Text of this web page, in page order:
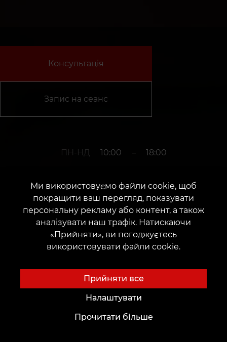
м. Дніпро
Вулиця Володимира Мономаха, 8
Дата відкриття: 13 жовтня 2020 р.
Консультація
Запис на сеанс
ПН-НД 10:00 – 18:00
+380952011108
Ми використовуємо файли cookie, щоб
покращити ваш перегляд, показувати
персональну рекламу або контент, а також
аналізувати наш трафік. Натискаючи
«Прийняти», ви погоджуєтесь
використовувати файли cookie.
Прийняти все
Налаштувати
Прочитати більше